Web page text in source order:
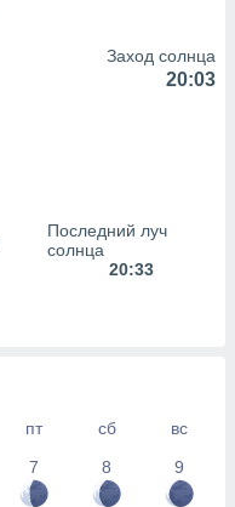
Заход солнца
20:03
Последний луч
солнца
20:33
пт сб
вс
7 8 9